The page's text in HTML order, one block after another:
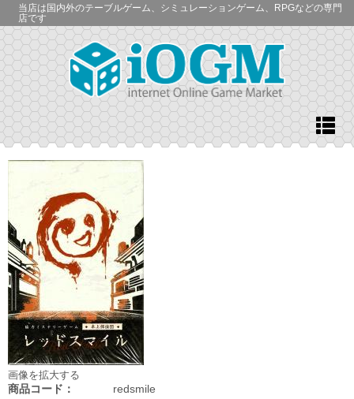
当店は国内外のテーブルゲーム、シミュレーションゲーム、RPGなどの専門
店です
画像を拡大する
商品コード： redsmile